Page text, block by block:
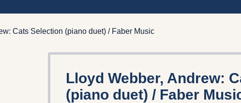
Cats Selection (piano duet) / Faber Music
Lloyd Webber, Andrew:
(piano duet) / Faber